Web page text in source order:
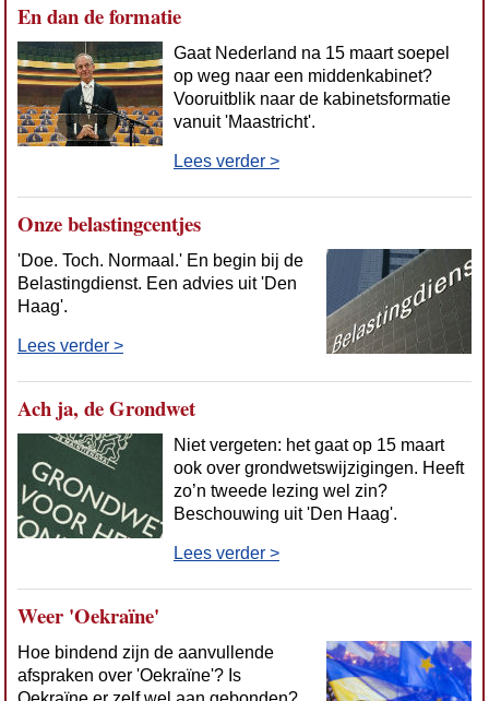
En dan de formatie
Gaat Nederland na 15 maart soepel
op weg naar een middenkabinet?
Vooruitblik naar de kabinetsformatie
vanuit 'Maastricht'.
Lees verder >
Onze belastingcentjes
'Doe. Toch. Normaal.' En begin bij de
Belastingdienst. Een advies uit 'Den
Haag'.
Lees verder >
Ach ja, de Grondwet
Niet vergeten: het gaat op 15 maart
ook over grondwetswijzigingen. Heeft
zo’n tweede lezing wel zin?
Beschouwing uit 'Den Haag'.
Lees verder >
Weer 'Oekraïne'
Hoe bindend zijn de aanvullende
afspraken over 'Oekraïne'? Is